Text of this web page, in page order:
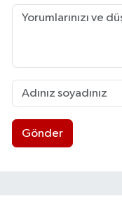
Gönder